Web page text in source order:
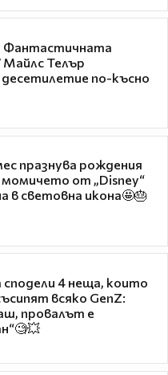
Фантастичната
Майлс Телър
десетилетие по-късно
празнува рождения
момичето от „Disney“
в световна икона🤩🎂
4 неща, които
всяко GenZ:
провалът е